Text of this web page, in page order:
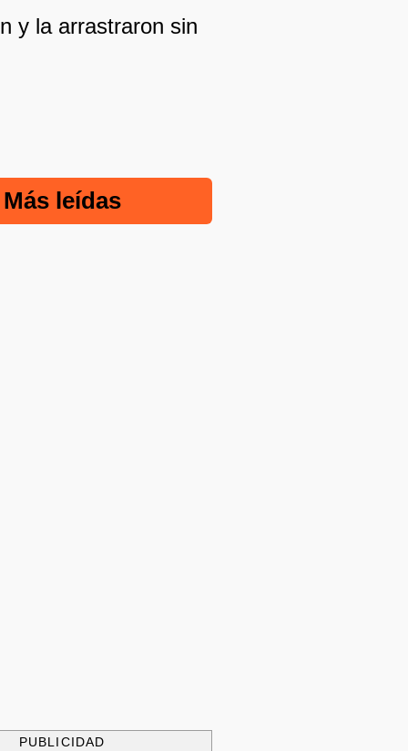
y la arrastraron sin
Más leídas
PUBLICIDAD